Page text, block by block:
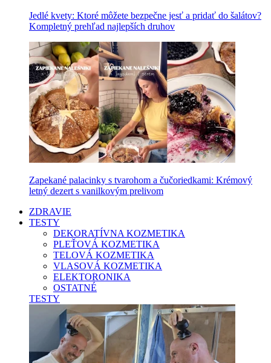
Jedlé kvety: Ktoré môžete bezpečne jesť a pridať do šalátov?
Kompletný prehľad najlepších druhov
Zapekané palacinky s tvarohom a čučoriedkami: Krémový
letný dezert s vanilkovým prelivom
ZDRAVIE
TESTY
DEKORATÍVNA KOZMETIKA
PLEŤOVÁ KOZMETIKA
TELOVÁ KOZMETIKA
VLASOVÁ KOZMETIKA
ELEKTORONIKA
OSTATNÉ
TESTY